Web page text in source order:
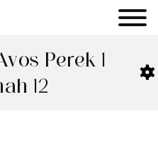
Perek 1
12